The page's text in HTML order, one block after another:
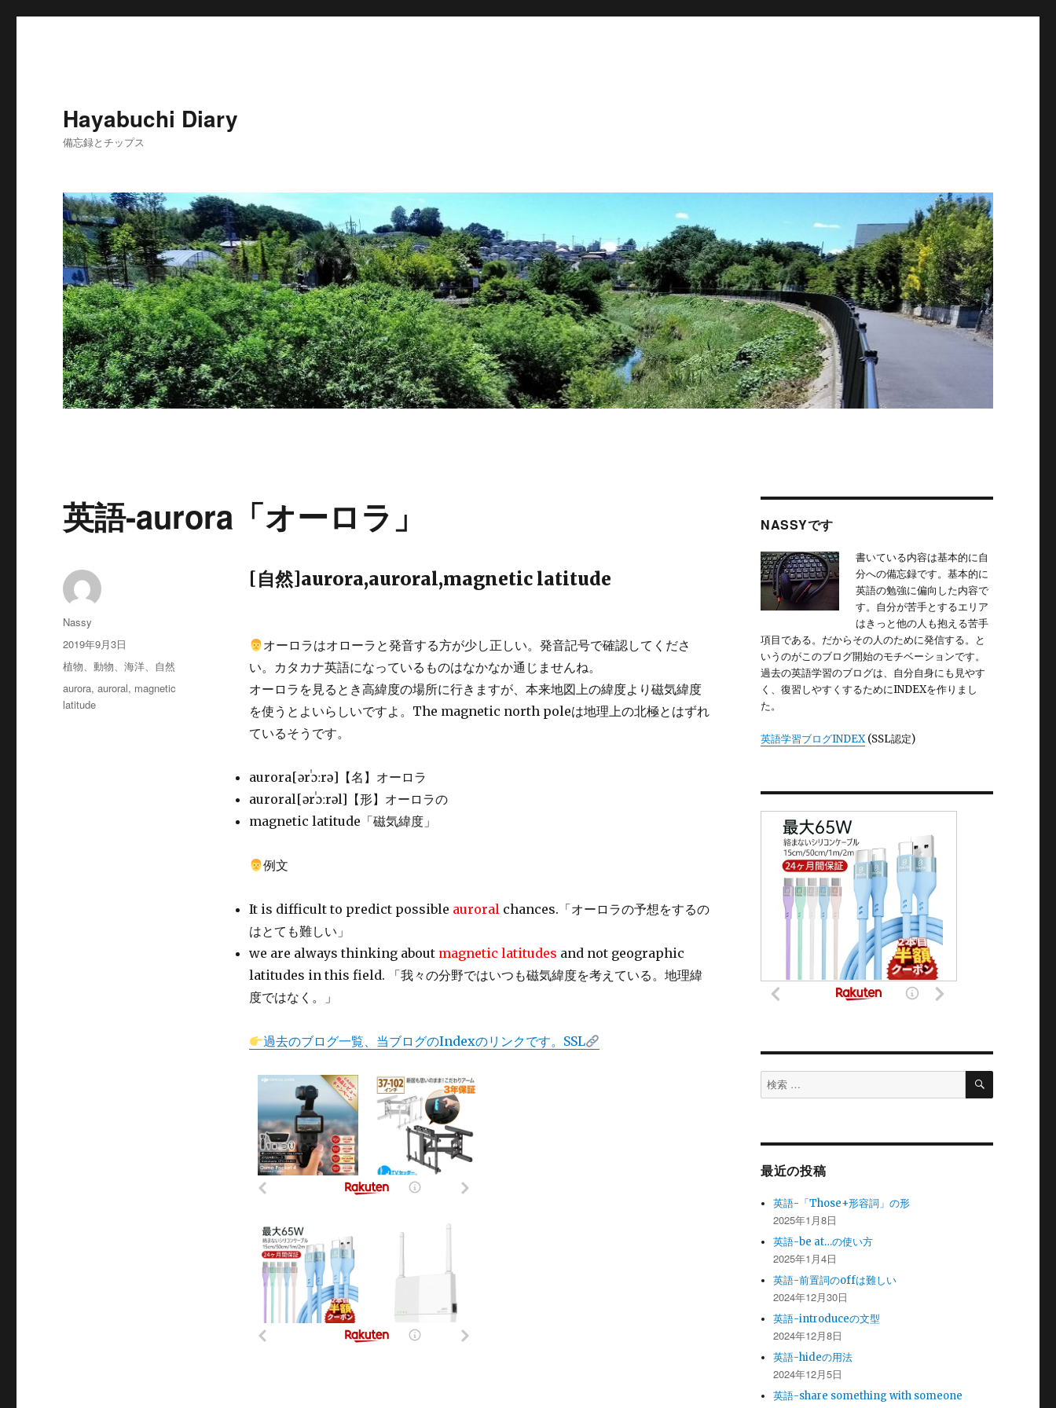
Hayabuchi Diary
備忘録とチップス
英語-aurora「オーロラ」
[自然]aurora,auroral,magnetic latitude
オーロラはオローラと発音する方が少し正しい。発音記号で確認してくださ
い。カタカナ英語になっているものはなかなか通じませんね。
オーロラを見るとき高緯度の場所に行きますが、本来地図上の緯度より磁気緯度
を使うとよいらしいですよ。The magnetic north poleは地理上の北極とはずれ
ているそうです。
aurora[ərˈɔːrə]【名】オーロラ
auroral[ərˈɔːrəl]【形】オーロラの
magnetic latitude「磁気緯度」
例文
It is difficult to predict possible auroralchances.「オーロラの予想をするの
はとても難しい」
we are always thinking about magnetic latitudes and not geographic
latitudes in this field. 「我々の分野ではいつも磁気緯度を考えている。地理緯
度ではなく。」
過去のブログ一覧、当ブログのIndexのリンクです。SSL
投
稿
Nassy
投
稿
日:
2019年9月3日
カ
ゴ
植物、動物、海洋、自然
タ
グ
aurora,auroral, magnetic
latitude
NASSYです
書いている内容は基本的に自
分への備忘録です。基本的に
英語の勉強に偏向した内容で
す。自分が苦手とするエリア
はきっと他の人も抱える苦手
項目である。だからその人のために発信する。と
いうのがこのブログ開始のモチベーションです。
過去の英語学習のブログは、自分自身にも見やす
く、復習しやすくするためにINDEXを作りまし
た。
英語学習ブログINDEX(SSL認定)
検
索
検
最近の投稿
英語-「Those+形容詞」の形
2025年1月8日
英語-be at…の使い方
2025年1月4日
英語-前置詞のoffは難しい
2024年12月30日
英語-introduceの文型
2024年12月8日
英語-hideの用法
2024年12月5日
英語-share something with someone